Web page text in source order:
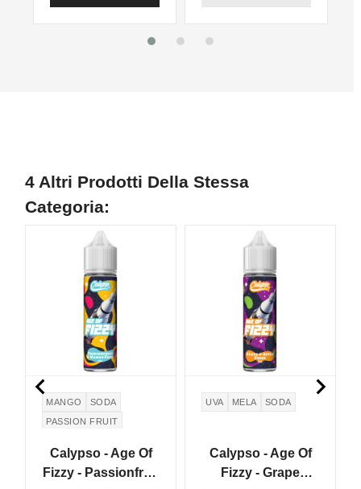
4 Altri Prodotti Della Stessa
Categoria:
MANGO
SODA
PASSION FRUIT
Calypso - Age Of
Fizzy - Passionfruit
UVA MELA SODA
Calypso - Age Of
Fizzy - Grape
 